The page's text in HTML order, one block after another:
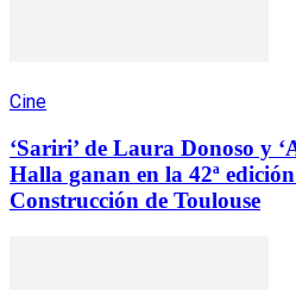
Cine
‘Sariri’ de Laura Donoso y
Halla ganan en la 42ª
Construcción de Toulouse